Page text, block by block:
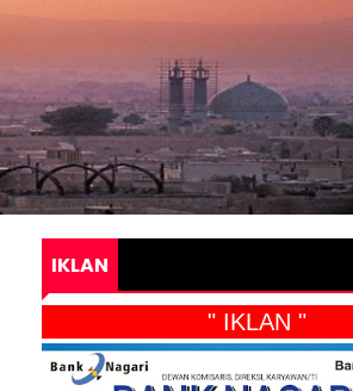
IKLAN
" IKLAN "